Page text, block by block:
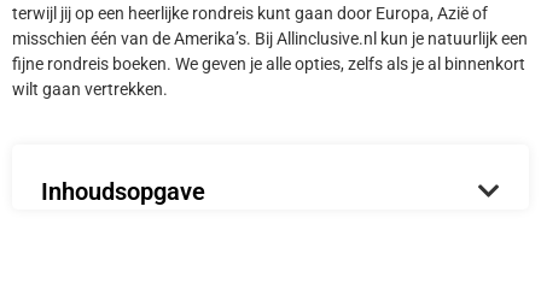
terwijl jij op een heerlijke rondreis kunt gaan door Europa, Azië of
misschien één van de Amerika’s. Bij Allinclusive.nl kun je natuurlijk een
fijne rondreis boeken. We geven je alle opties, zelfs als je al binnenkort
wilt gaan vertrekken.
Inhoudsopgave